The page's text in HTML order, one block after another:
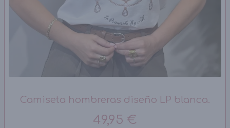
Camiseta hombreras diseño LP blanca.
49,95 €